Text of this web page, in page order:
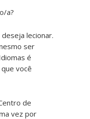
a?
lecionar.
ser
é
você
de
vez por